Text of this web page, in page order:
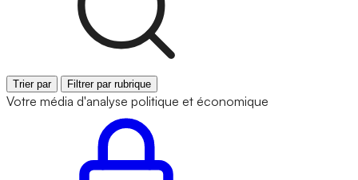
Trier par Filtrer par rubrique
Votre média d'analyse politique et économique